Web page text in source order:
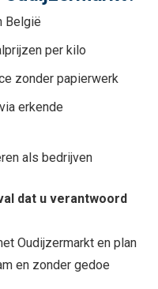
België
per kilo
zonder papierwerk
erkende
als bedrijven
dat u verantwoord
Oudijzermarkt en plan
en zonder gedoe